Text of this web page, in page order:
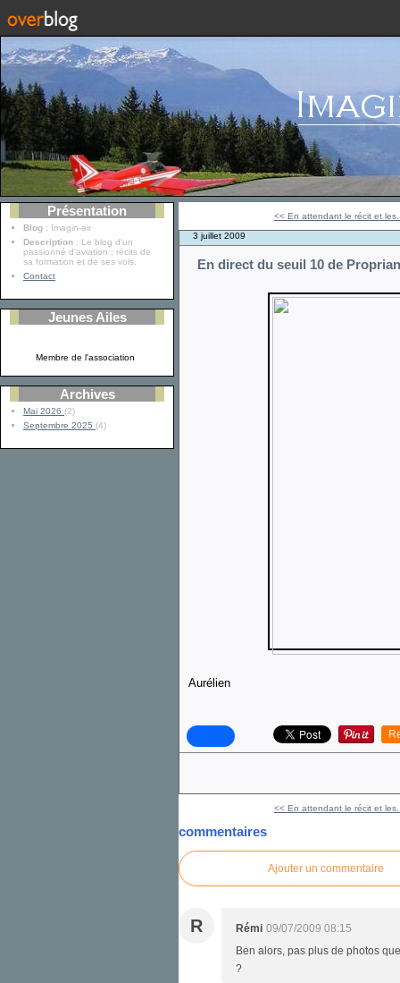
Présentation
Blog : Imagin-air
Description : Le blog d'un
passionné d'aviation : récits de
sa formation et de ses vols.
Contact
Jeunes Ailes
Membre de l'association
Archives
Mai 2026 (2)
Septembre 2025 (4)
<< En attendant le récit et
3 juillet 2009
En direct du seuil 10 de
Aurélien
<< En attendant le récit et
commentaires
Ajouter un commentaire
R Rémi 09/07/2009 08:15
Ben alors, pas plus de photos
?